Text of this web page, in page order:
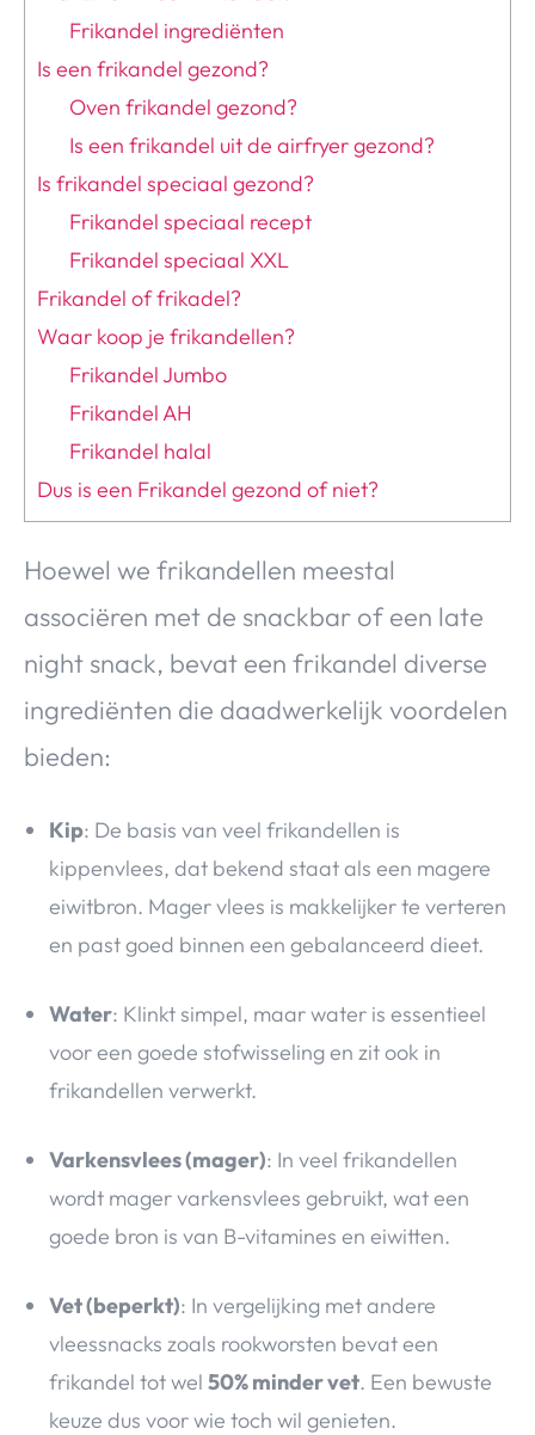
Frikandel ingrediënten
Is een frikandel gezond?
Oven frikandel gezond?
Is een frikandel uit de airfryer gezond?
Is frikandel speciaal gezond?
Frikandel speciaal recept
Frikandel speciaal XXL
Frikandel of frikadel?
Waar koop je frikandellen?
Frikandel Jumbo
Frikandel AH
Frikandel halal
Dus is een Frikandel gezond of niet?
Hoewel we frikandellen meestal
associëren met de snackbar of een late
night snack, bevat een frikandel diverse
ingrediënten die daadwerkelijk voordelen
bieden:
Kip: De basis van veel frikandellen is
kippenvlees, dat bekend staat als een magere
eiwitbron. Mager vlees is makkelijker te verteren
en past goed binnen een gebalanceerd dieet.
Water: Klinkt simpel, maar water is essentieel
voor een goede stofwisseling en zit ook in
frikandellen verwerkt.
Varkensvlees (mager): In veel frikandellen
wordt mager varkensvlees gebruikt, wat een
goede bron is van B-vitamines en eiwitten.
Vet (beperkt): In vergelijking met andere
vleessnacks zoals rookworsten bevat een
frikandel tot wel 50% minder vet. Een bewuste
keuze dus voor wie toch wil genieten.